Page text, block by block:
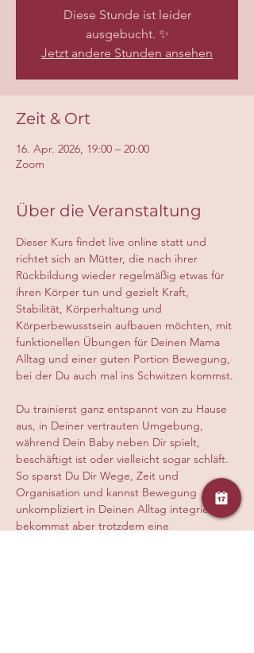
Diese Stunde ist leider
ausgebucht. ✨
Jetzt andere Stunden ansehen
Zeit & Ort
16. Apr. 2026, 19:00 – 20:00
Zoom
Über die Veranstaltung
Dieser Kurs findet live online statt und
richtet sich an Mütter, die nach ihrer
Rückbildung wieder regelmäßig etwas für
ihren Körper tun und gezielt Kraft,
Stabilität, Körperhaltung und
Körperbewusstsein aufbauen möchten, mit
funktionellen Übungen für Deinen Mama
Alltag und einer guten Portion Bewegung,
bei der Du auch mal ins Schwitzen kommst.
Du trainierst ganz entspannt von zu Hause
aus, in Deiner vertrauten Umgebung,
während Dein Baby neben Dir spielt,
beschäftigt ist oder vielleicht sogar schläft.
So sparst Du Dir Wege, Zeit und
Organisation und kannst Bewegung
unkompliziert in Deinen Alltag integrieren,
bekommst aber trotzdem eine